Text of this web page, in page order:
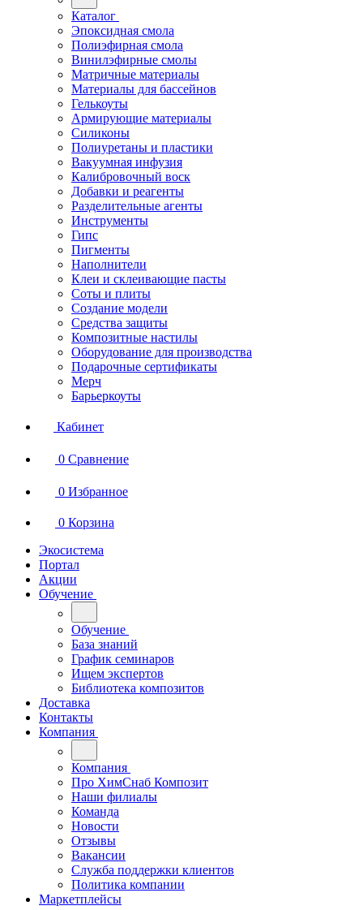
Каталог
Эпоксидная смола
Полиэфирная смола
Винилэфирные смолы
Матричные материалы
Материалы для бассейнов
Гелькоуты
Армирующие материалы
Силиконы
Полиуретаны и пластики
Вакуумная инфузия
Калибровочный воск
Добавки и реагенты
Разделительные агенты
Инструменты
Гипс
Пигменты
Наполнители
Клеи и склеивающие пасты
Соты и плиты
Создание модели
Средства защиты
Композитные настилы
Оборудование для производства
Подарочные сертификаты
Мерч
Барьеркоуты
Кабинет
0 Сравнение
0 Избранное
0 Корзина
Экосистема
Портал
Акции
Обучение
Обучение
База знаний
График семинаров
Ищем экспертов
Библиотека композитов
Доставка
Контакты
Компания
Компания
Про ХимСнаб Композит
Наши филиалы
Команда
Новости
Отзывы
Вакансии
Служба поддержки клиентов
Политика компании
Маркетплейсы